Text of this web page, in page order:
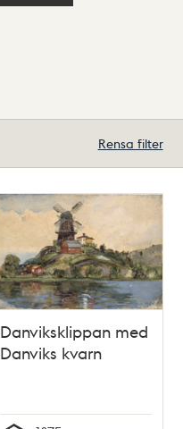
Rensa filter
Danviksklippan med
Danviks kvarn